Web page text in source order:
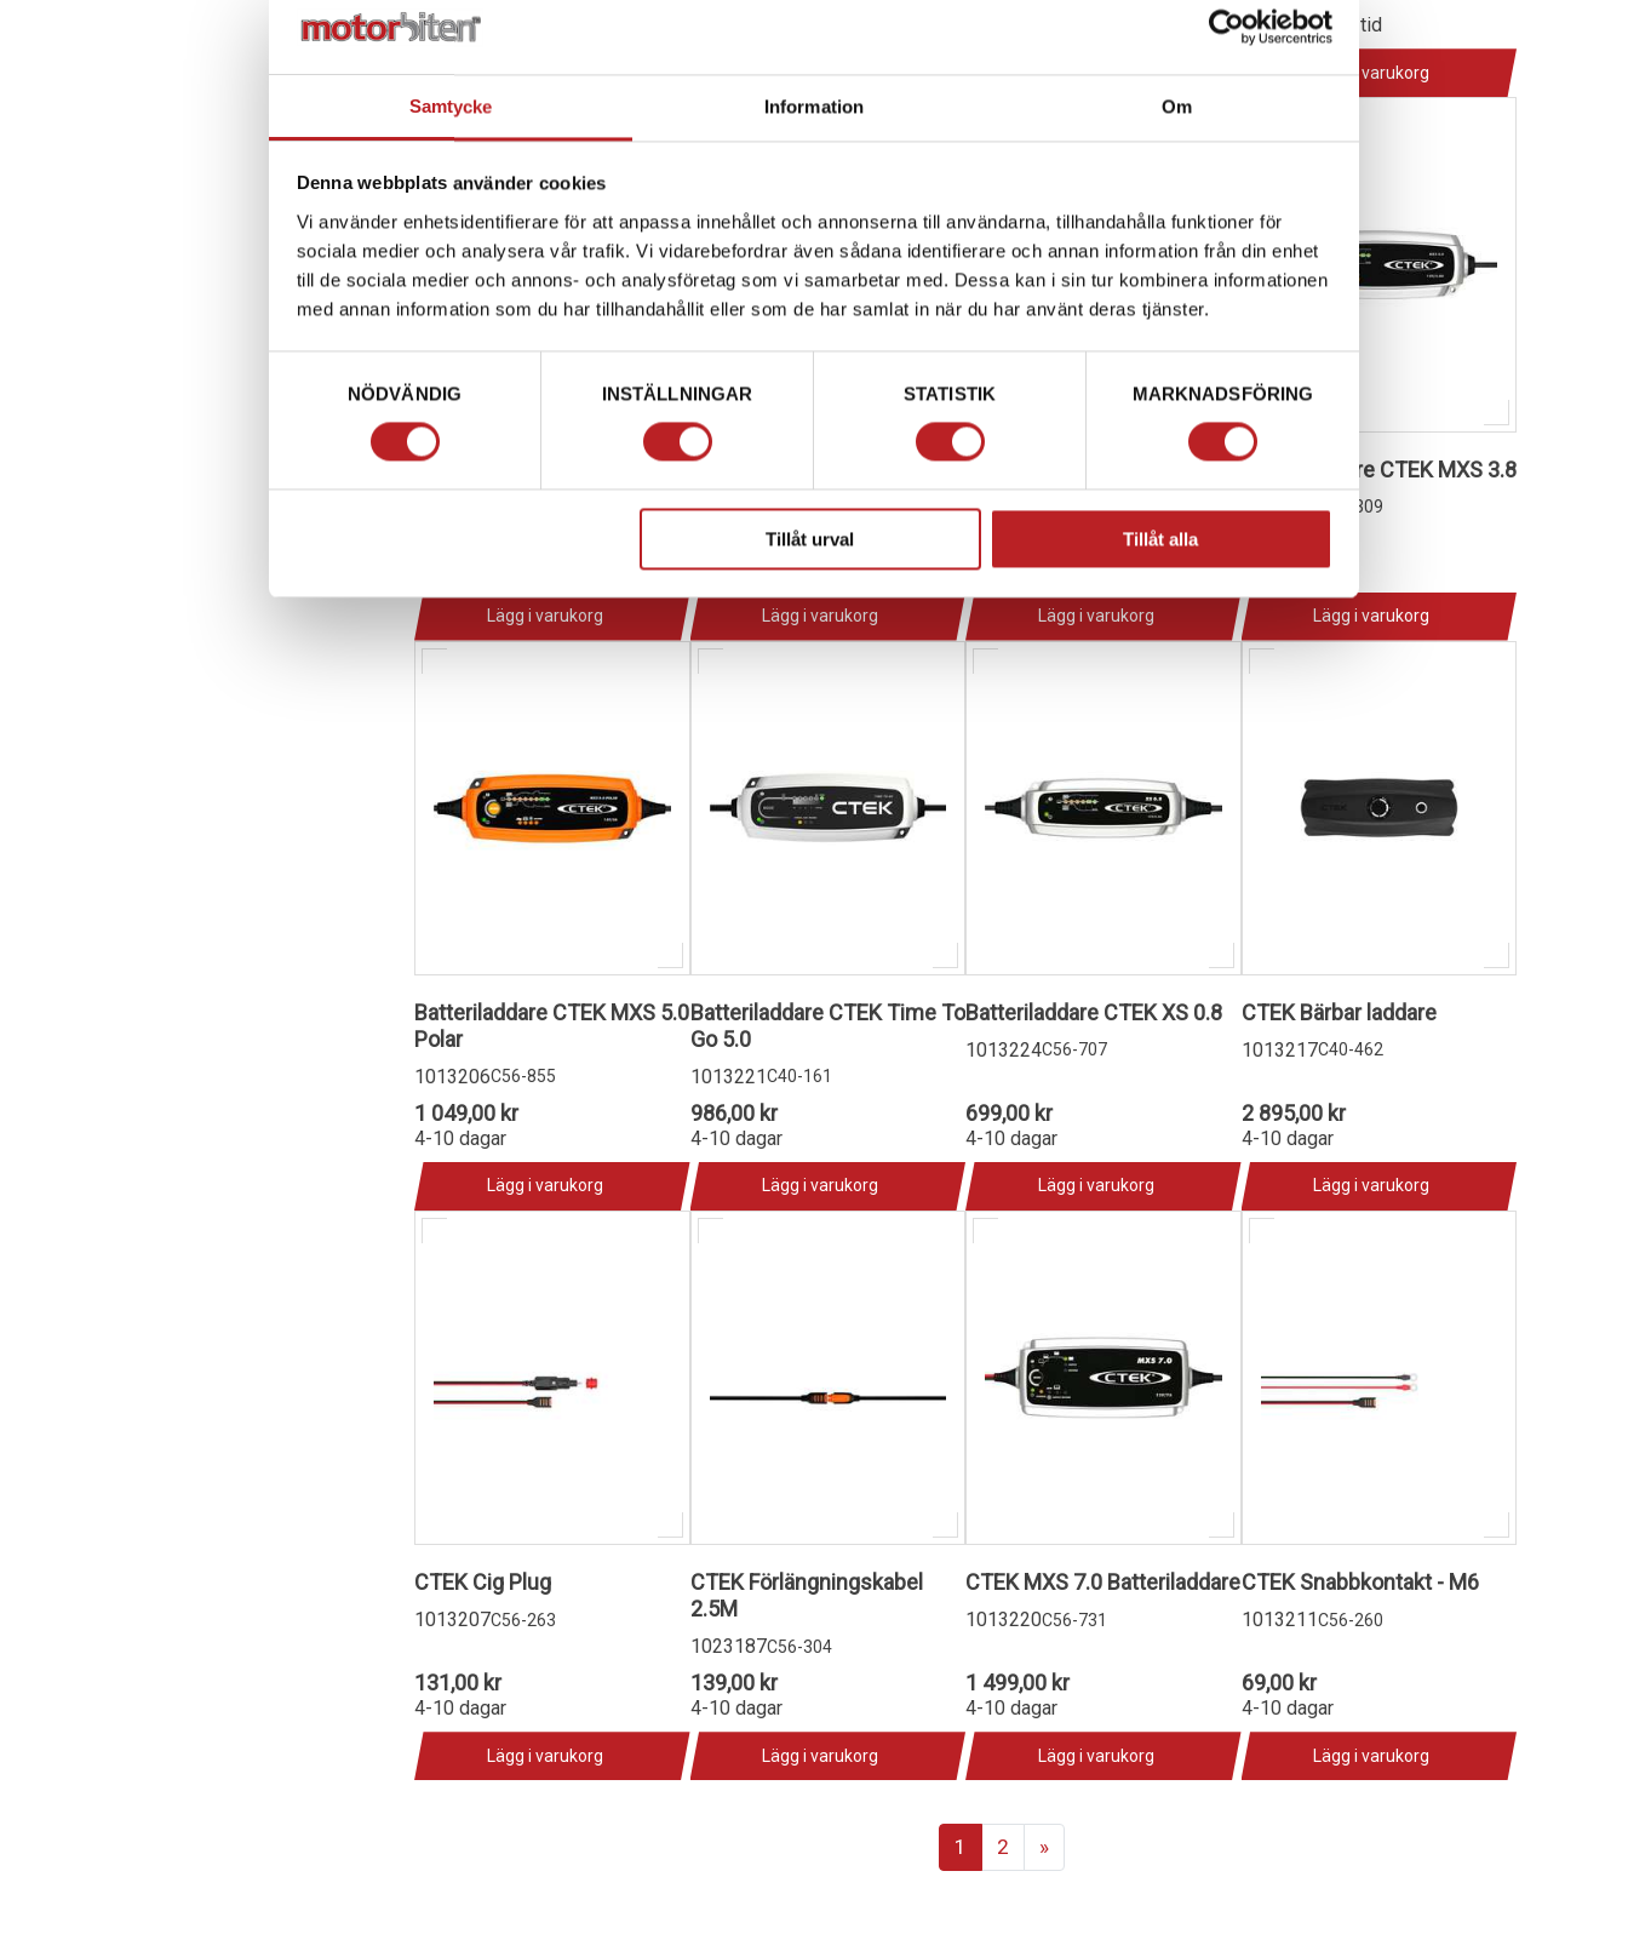
Samtycke Information Om
Denna webbplats använder cookies
Vi använder enhetsidentifierare för att anpassa innehållet och annonserna till användarna, tillhandahålla funktioner för
sociala medier och analysera vår trafik. Vi vidarebefordrar även sådana identifierare och annan information från din enhet
till de sociala medier och annons- och analysföretag som vi samarbetar med. Dessa kan i sin tur kombinera informationen
med annan information som du har tillhandahållit eller som de har samlat in när du har använt deras tjänster.
NÖDVÄNDIG
INSTÄLLNINGAR STATISTIK MARKNADSFÖRING
Tillåt urval Tillåt alla
2-4 dagar lev. tid
Lägg i varukorg Lägg i varukorg Lägg i varukorg
2-4 dagar lev. tid
Lägg i varukorg
BATTERY CHARGER 3.0 Ah
Lägg i varukorg
BUMPER 120 (MXS 10)
1013214C40-059
176,00 kr
4-10 dagar
Lägg i varukorg
Batteriladdare CTEK MXS 10
1013218C56-708
4-10 dagar
Lägg i varukorg
Batteriladdare CTEK MXS 3.8
1013222C56-309
4-10 dagar
Lägg i varukorg
Batteriladdare CTEK MXS 5.0
Polar
1013206C56-855
1 049,00 kr
4-10 dagar
Lägg i varukorg
Batteriladdare CTEK Time To
Go 5.0
1013221C40-161
986,00 kr
4-10 dagar
Lägg i varukorg
Batteriladdare CTEK XS 0.8
1013224C56-707
699,00 kr
4-10 dagar
Lägg i varukorg
CTEK Bärbar laddare
1013217C40-462
2 895,00 kr
4-10 dagar
Lägg i varukorg
CTEK Cig Plug
1013207C56-263
131,00 kr
4-10 dagar
Lägg i varukorg
CTEK Förlängningskabel
2.5M
1023187C56-304
139,00 kr
4-10 dagar
Lägg i varukorg
CTEK MXS 7.0 Batteriladdare
1013220C56-731
1 499,00 kr
4-10 dagar
Lägg i varukorg
CTEK Snabbkontakt - M6
1013211C56-260
69,00 kr
4-10 dagar
Lägg i varukorg
1 2 »